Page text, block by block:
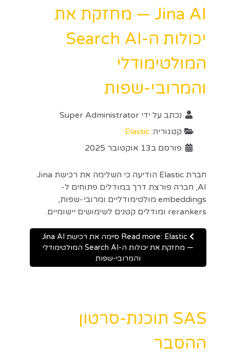
Jina AI — מחזקת את
יכולות ה-Search AI
המולטימודלי
והמרובי-שפות
נכתב על ידי Super Administrator
קטגוריה: Elastic
פורסם ב13 אוקטובר 2025
חברת Elastic הודיעה כי השלימה את רכישת Jina
AI, חברה פורצת דרך במודלים פתוחים ל-
embeddings מולטימודליים ומרובי-שפות,
rerankers ומודלים קטנים לשימושים יישומיים.
Read more: Elastic סיימה את רכישת Jina AI
— מחזקת את יכולות ה-Search AI המולטימודלי
והמרובי-שפות
SAS תוכנת-סרטון
ההסבר